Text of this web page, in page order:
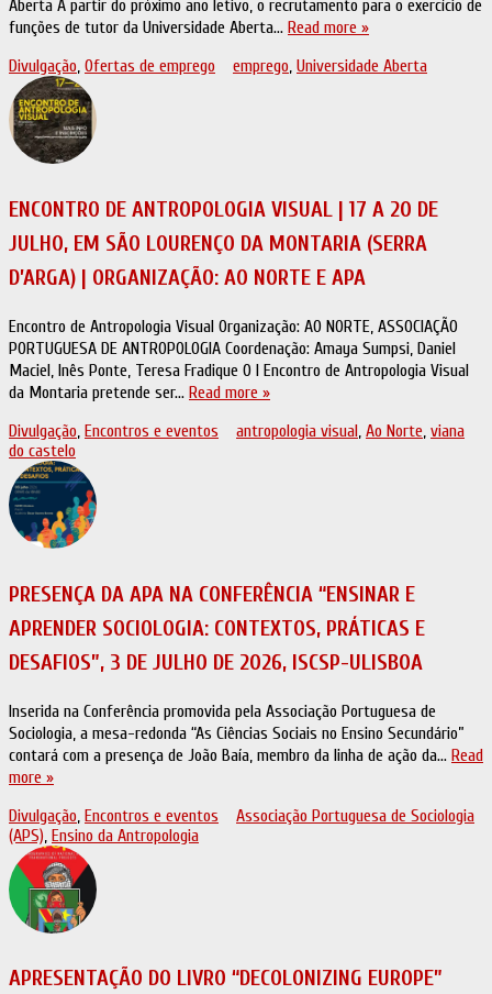
Aberta A partir do próximo ano letivo, o recrutamento para o exercício de
funções de tutor da Universidade Aberta… Read more »
Divulgação, Ofertas de emprego emprego, Universidade Aberta
ENCONTRO DE ANTROPOLOGIA VISUAL | 17 A 20 DE
JULHO, EM SÃO LOURENÇO DA MONTARIA (SERRA
D’ARGA) | ORGANIZAÇÃO: AO NORTE E APA
Encontro de Antropologia Visual Organização: AO NORTE, ASSOCIAÇÃO
PORTUGUESA DE ANTROPOLOGIA Coordenação: Amaya Sumpsi, Daniel
Maciel, Inês Ponte, Teresa Fradique O I Encontro de Antropologia Visual
da Montaria pretende ser… Read more »
Divulgação, Encontros e eventos antropologia visual, Ao Norte, viana
do castelo
PRESENÇA DA APA NA CONFERÊNCIA “ENSINAR E
APRENDER SOCIOLOGIA: CONTEXTOS, PRÁTICAS E
DESAFIOS”, 3 DE JULHO DE 2026, ISCSP-ULISBOA
Inserida na Conferência promovida pela Associação Portuguesa de
Sociologia, a mesa-redonda “As Ciências Sociais no Ensino Secundário”
contará com a presença de João Baía, membro da linha de ação da… Read
more »
Divulgação Encontros e eventos
Associação Portuguesa de Sociologia
(APS) Ensino da Antropologia
APRESENTAÇÃO DO LIVRO “DECOLONIZING EUROPE”